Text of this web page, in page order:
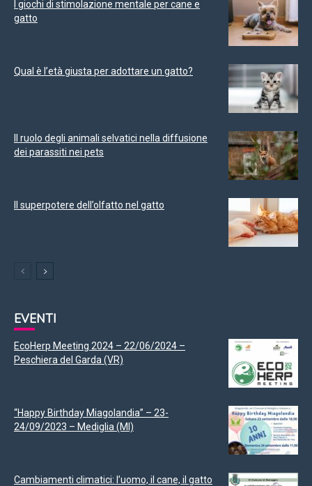
I giochi di stimolazione mentale per cane e
gatto
Qual è l’età giusta per adottare un gatto?
Il ruolo degli animali selvatici nella diffusione
dei parassiti nei pets
Il superpotere dell’olfatto nel gatto
EVENTI
EcoHerp Meeting 2024 – 22/06/2024 –
Peschiera del Garda (VR)
“Happy Birthday Miagolandia” – 23-
24/09/2023 – Mediglia (MI)
Cambiamenti climatici: l’uomo, il cane, il gatto